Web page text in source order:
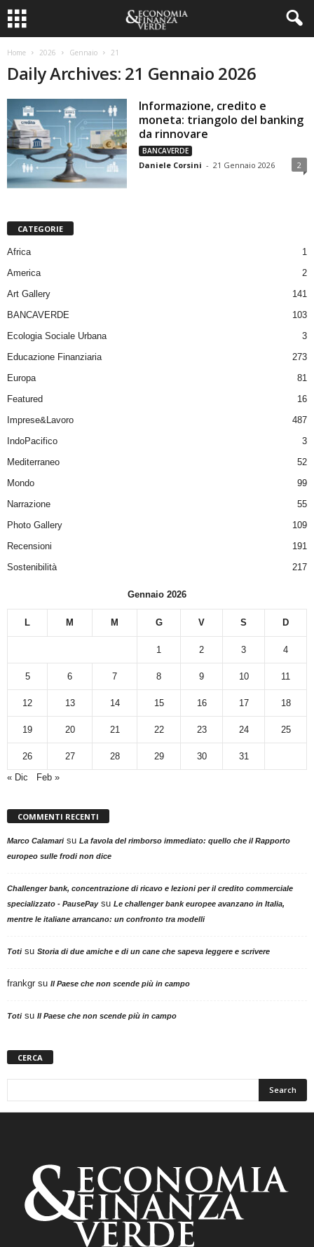
Home 2026 Gennaio 21
Daily Archives: 21 Gennaio 2026
Informazione, credito e
moneta: triangolo del banking
da rinnovare
BANCAVERDE
Daniele Corsini - 21 Gennaio 2026 2
CATEGORIE
Africa
1
America
2
Art Gallery
141
BANCAVERDE
103
Ecologia Sociale Urbana
3
Educazione Finanziaria
273
Europa
81
Featured
16
Imprese&Lavoro
487
IndoPacifico
3
Mediterraneo
52
Mondo
99
Narrazione
55
Photo Gallery
109
Recensioni
191
Sostenibilità
217
Gennaio 2026
L M M G V S D
1 2 3 4
5 6 7 8 9 10 11
12 13 14 15 16 17 18
19 20 21 22 23 24 25
26 27 28 29 30
31
« Dic
Feb »
COMMENTI RECENTI
Marco Calamarisu La favola del rimborso immediato: quello che il Rapporto
europeo sulle frodi non dice
Challenger bank, concentrazione di ricavo e lezioni per il credito commerciale
specializzato - PausePaysu Le challenger bank europee avanzano in Italia,
mentre le italiane arrancano: un confronto tra modelli
Totisu Storia di due amiche e di un cane che sapeva leggere e scrivere
frankgr su Il Paese che non scende più in campo
Totisu Il Paese che non scende più in campo
CERCA